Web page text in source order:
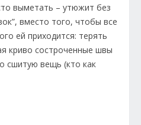
выметать – утюжит без
вместо того, чтобы все
ей приходится: терять
криво состроченные швы
сшитую вещь (кто как